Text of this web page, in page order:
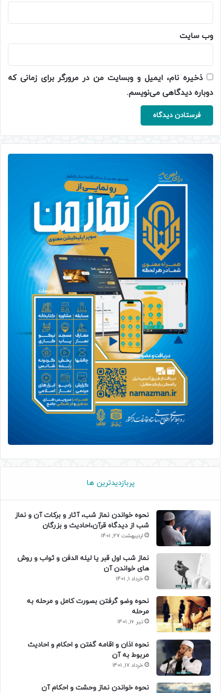
وب‌ سایت
ذخیره نام، ایمیل و وبسایت من در مرورگر برای زمانی که
دوباره دیدگاهی می‌نویسم.
پربازدیدترین ها
نحوه خواندن نماز شب، آثار و برکات آن و نماز
شب از دیدگاه قرآن،احادیث و بزرگان
اردیبهشت 27, 1401
نماز شب اول قبر یا لیله الدفن و ثواب و روش
های خواندن آن
خرداد 1, 1401
نحوه وضو گرفتن بصورت کامل و مرحله به
مرحله
تیر 16, 1401
نحوه اذان و اقامه گفتن و احکام و احادیث
مربوط به آن
خرداد 17, 1401
نحوه خواندن نماز وحشت و احکام آن